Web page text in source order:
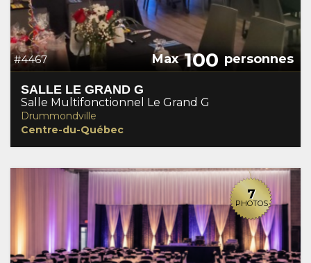
#4467 Max100 personnes
SALLE LE GRAND G
Salle Multifonctionnel Le Grand G
Drummondville
Centre-du-Québec
7
PHOTOS